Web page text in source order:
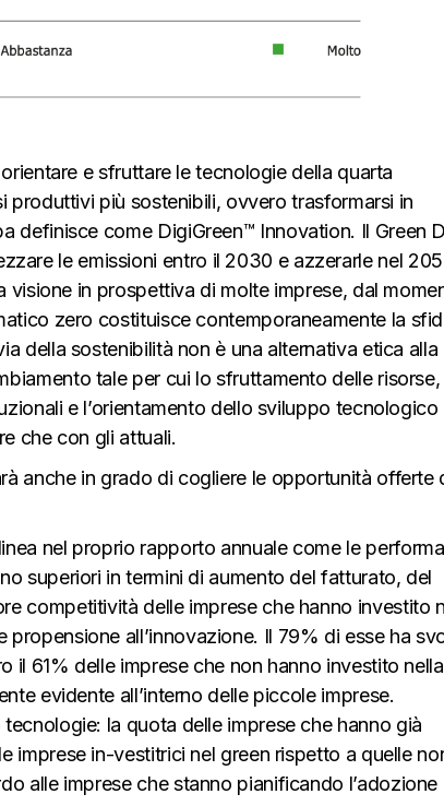
e sfruttare le tecnologie della quarta
più sostenibili, ovvero trasformarsi in
definisce come DigiGreen™ Innovation. Il Green
le emissioni entro il 2030 e azzerarle nel
in prospettiva di molte imprese, dal
zero costituisce contemporaneamente la
della sostenibilità non è una alternativa etica alla
tale per cui lo sfruttamento delle risorse,
e l’orientamento dello sviluppo tecnologico
che con gli attuali.
anche in grado di cogliere le opportunità offerte
nel proprio rapporto annuale come le
superiori in termini di aumento del fatturato, del
competitività delle imprese che hanno investito
all’innovazione. Il 79% di esse ha
il 61% delle imprese che non hanno investito nella
evidente all’interno delle piccole imprese.
la quota delle imprese che hanno già
imprese in-vestitrici nel green rispetto a quelle
alle imprese che stanno pianificando l’adozione